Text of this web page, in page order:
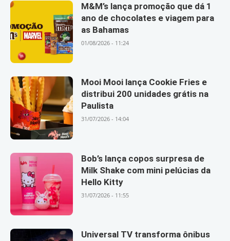
M&M’s lança promoção que dá 1
ano de chocolates e viagem para
as Bahamas
01/08/2026 - 11:24
Mooi Mooi lança Cookie Fries e
distribui 200 unidades grátis na
Paulista
31/07/2026 - 14:04
Bob’s lança copos surpresa de
Milk Shake com mini pelúcias da
Hello Kitty
31/07/2026 - 11:55
Universal TV transforma ônibus